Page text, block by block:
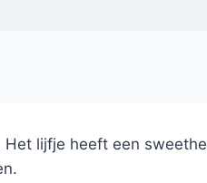
lijfje heeft een